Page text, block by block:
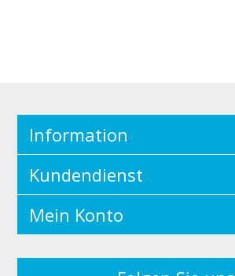
Information
Kundendienst
Mein Konto